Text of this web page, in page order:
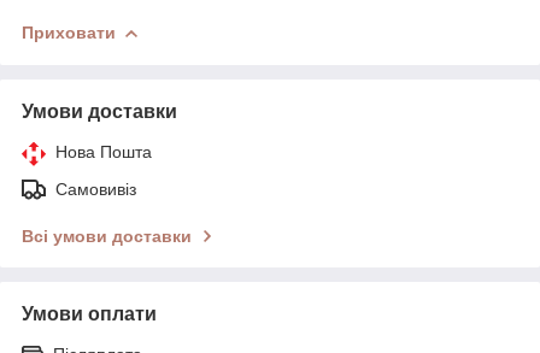
Приховати
Умови доставки
Нова Пошта
Самовивіз
Всі умови доставки
Умови оплати